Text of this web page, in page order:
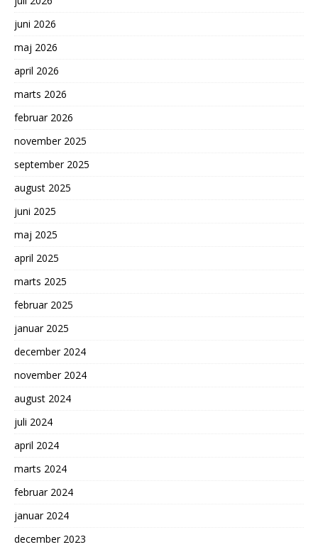
juni 2026
maj 2026
april 2026
marts 2026
februar 2026
november 2025
september 2025
august 2025
juni 2025
maj 2025
april 2025
marts 2025
februar 2025
januar 2025
december 2024
november 2024
august 2024
juli 2024
april 2024
marts 2024
februar 2024
januar 2024
december 2023